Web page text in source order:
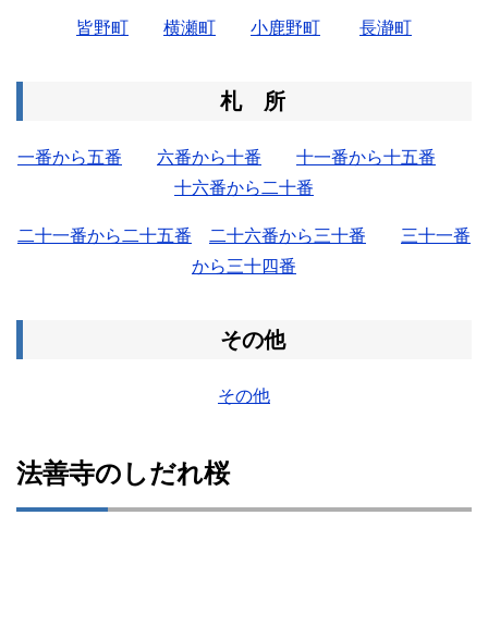
皆野町 横瀬町 小鹿野町 長瀞町
札 所
一番から五番 六番から十番
十一番から十五番
十六番から二十番
二十一番から二十五番 二十六番から三十番
三十一番
から三十四番
その他
その他
法善寺のしだれ桜